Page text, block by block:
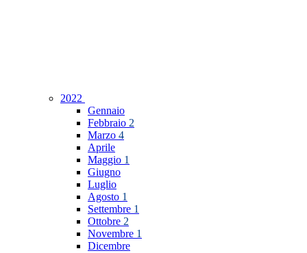
2022
Gennaio
Febbraio 2
Marzo 4
Aprile
Maggio 1
Giugno
Luglio
Agosto 1
Settembre 1
Ottobre 2
Novembre 1
Dicembre